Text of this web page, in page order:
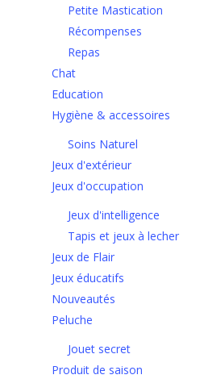
Petite Mastication
Récompenses
Repas
Chat
Education
Hygiène & accessoires
Soins Naturel
Jeux d'extérieur
Jeux d'occupation
Jeux d'intelligence
Tapis et jeux à lecher
Jeux de Flair
Jeux éducatifs
Nouveautés
Peluche
Jouet secret
Produit de saison